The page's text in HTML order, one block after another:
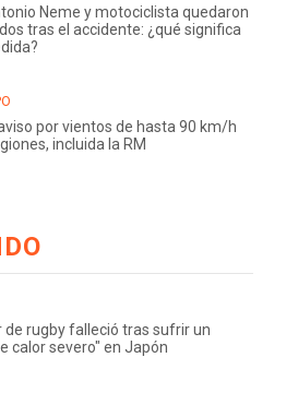
Neme y motociclista quedaron
tras el accidente: ¿qué significa
por vientos de hasta 90 km/h
incluida la RM
de rugby falleció tras sufrir un
calor severo" en Japón